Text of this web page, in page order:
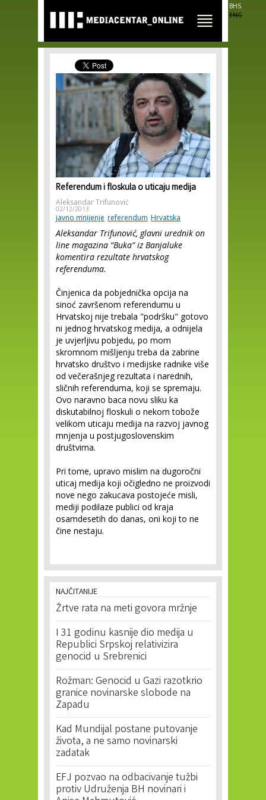
main
content
BHS
ENG
Referendum i floskula o uticaju medija
Aleksandar Trifunović
02/12/2013
javno mnijenje referendum Hrvatska
Aleksandar Trifunović, glavni urednik on
line magazina “Buka“ iz Banjaluke
komentira rezultate hrvatskog
referenduma.
Činjenica da pobjednička opcija na
sinoć završenom referendumu u
Hrvatskoj nije trebala "podršku" gotovo
ni jednog hrvatskog medija, a odnijela
je uvjerljivu pobjedu, po mom
skromnom mišljenju treba da zabrine
hrvatsko društvo i medijske radnike više
od večerašnjeg rezultata i narednih,
sličnih referenduma, koji se spremaju.
Ovo naravno baca novu sliku ka
diskutabilnoj floskuli o nekom tobože
velikom uticaju medija na razvoj javnog
mnjenja u postjugoslovenskim
društvima.
Pri tome, upravo mislim na dugoročni
uticaj medija koji očigledno ne proizvodi
nove nego zakucava postojeće misli,
mediji podilaze publici od kraja
osamdesetih do danas, oni koji to ne
čine nestaju.
NAJČITANIJE
Žrtve rata na meti govora mržnje
I 31 godinu kasnije dio medija u
Republici Srpskoj relativizira
genocid u Srebrenici
Rožman: Genocid u Gazi razotkrio
granice novinarske slobode na
Zapadu
Kad Mundijal postane putovanje
života, a ne samo novinarski
zadatak
EFJ pozvao na odbacivanje tužbi
protiv Udruženja BH novinari i